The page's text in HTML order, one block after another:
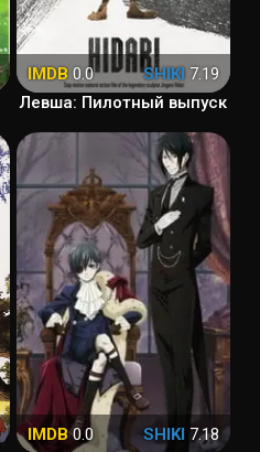
IMDB 0.0 SHIKI 7.19
Левша: Пилотный выпуск
IMDB0.0 SHIKI 7.18